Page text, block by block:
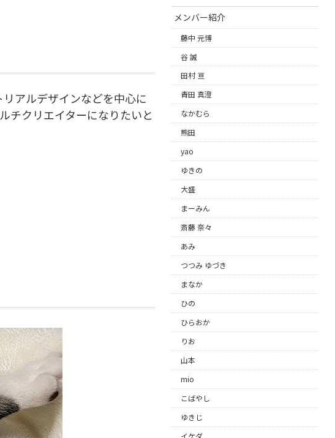
アルデザインなどを中心に
チクリエイターになりたいと
メンバー紹介
藤中 元博
谷 誠
田村 亘
青田 真澄
なかむら
熊田
yao
ゆきの
大盛
まーみん
斎藤 奈々
あみ
つつみ ゆづき
まなか
ひの
ひらおか
りお
山本
mio
こばやし
ゆきじ
イケダ